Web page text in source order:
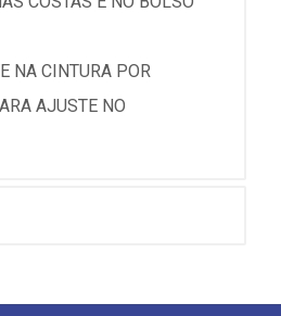
NA CINTURA POR
AJUSTE NO